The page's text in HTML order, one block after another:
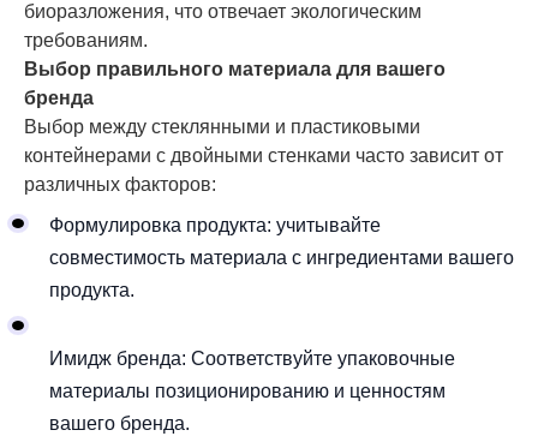
биоразложения, что отвечает экологическим
требованиям.
Выбор правильного материала для вашего
бренда
Выбор между стеклянными и пластиковыми
контейнерами с двойными стенками часто зависит от
различных факторов:
Формулировка продукта: учитывайте
совместимость материала с ингредиентами вашего
продукта.
Имидж бренда: Соответствуйте упаковочные
материалы позиционированию и ценностям
вашего бренда.